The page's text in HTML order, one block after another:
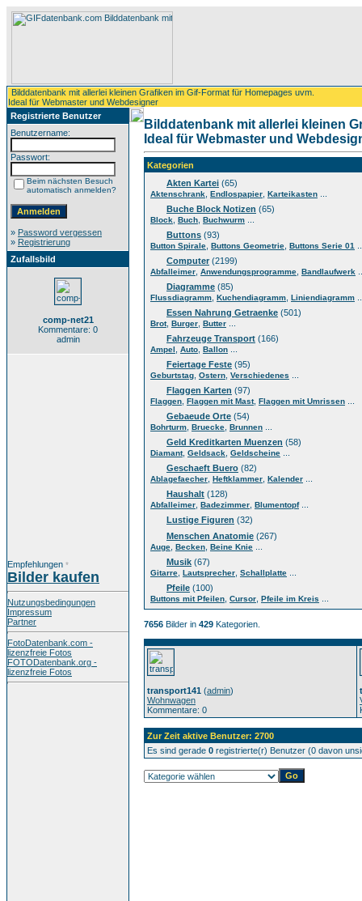
Bilddatenbank mit allerlei kleinen Grafiken im Gif-Format für Homepages uvm.
Ideal für Webmaster und Webdesigner
Registrierte Benutzer
Benutzername:
Passwort:
Beim nächsten Besuch
automatisch anmelden?
» Password vergessen
» Registrierung
Zufallsbild
comp-net21
Kommentare: 0
admin
Empfehlungen *
Bilder kaufen
Nutzungsbedingungen
Impressum
Partner
FotoDatenbank.com -
lizenzfreie Fotos
FOTODatenbank.org -
lizenzfreie Fotos
Bilddatenbank mit allerlei kleinen
Ideal für Webmaster und
Kategorien
Akten Kartei (65)
Aktenschrank Endlospapier Karteikasten
Buche Block Notizen (65)
Block Buch Buchwurm
Buttons (93)
Button Spirale Buttons Geometrie Buttons Serie 01
Computer(2199)
Abfalleimer Anwendungsprogramme Bandlaufwerk
Diagramme (85)
Flussdiagramm Kuchendiagramm Liniendiagramm
Essen Nahrung Getraenke (501)
Brot, Burger Butter
Fahrzeuge Transport (166)
Ampel Auto Ballon
Feiertage Feste (95)
Geburtstag Ostern Verschiedenes
Flaggen Karten (97)
Flaggen Flaggen mit Mast, Flaggen mit Umrissen
Gebaeude Orte (54)
Bohrturm Bruecke Brunnen
Geld Kreditkarten Muenzen (58)
Diamant, Geldsack Geldscheine
Geschaeft Buero (82)
Ablagefaecher Heftklammer Kalender
Haushalt (128)
Abfalleimer Badezimmer Blumentopf...
Lustige Figuren (32)
Menschen Anatomie (267)
Auge Becken Beine Knie
Musik (67)
Gitarre Lautsprecher Schallplatte
Pfeile (100)
Buttons mit Pfeilen Cursor Pfeile im Kreis
7656 Bilder in 429 Kategorien.
transport141 (admin)
Wohnwagen
Kommentare: 0
Zur Zeit aktive Benutzer: 2700
Es sind gerade 0 registrierte(r) Benutzer (0 davon